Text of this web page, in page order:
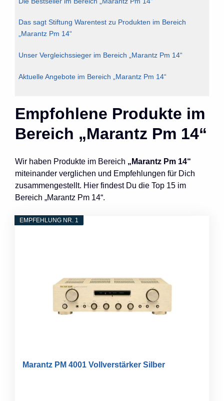
Das sagt Stiftung Warentest zu Produkten im Bereich
„Marantz Pm 14“
Unser Vergleichssieger im Bereich „Marantz Pm 14“
Aktuelle Angebote im Bereich „Marantz Pm 14“
Empfohlene Produkte im
Bereich „Marantz Pm 14“
Wir haben Produkte im Bereich „Marantz Pm 14“
miteinander verglichen und Empfehlungen für Dich
zusammengestellt. Hier findest Du die Top 15 im
Bereich „Marantz Pm 14“.
EMPFEHLUNG NR. 1
Marantz PM 4001 Vollverstärker Silber